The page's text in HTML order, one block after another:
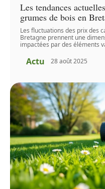
Les tendances
grumes de bois en
Les fluctuations des prix des
Bretagne prennent une
impactées par des éléments
Actu 28 août 2025